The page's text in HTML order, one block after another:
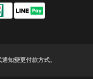
知變更付款方式。